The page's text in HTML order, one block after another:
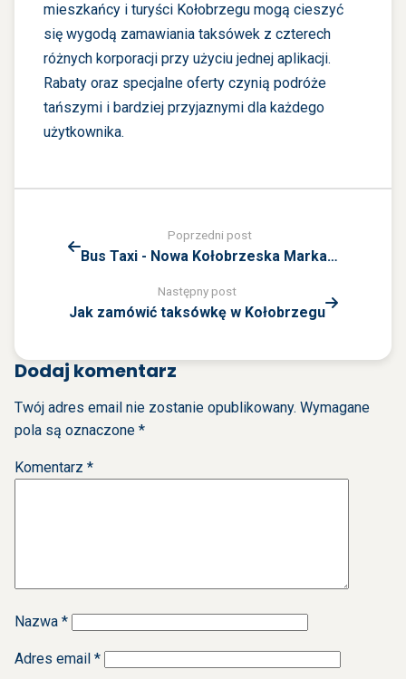
mieszkańcy i turyści Kołobrzegu mogą cieszyć
się wygodą zamawiania taksówek z czterech
różnych korporacji przy użyciu jednej aplikacji.
Rabaty oraz specjalne oferty czynią podróże
tańszymi i bardziej przyjaznymi dla każdego
użytkownika.
Poprzedni post
Bus Taxi - Nowa Kołobrzeska Marka…
Następny post
Jak zamówić taksówkę w Kołobrzegu
Dodaj komentarz
Twój adres email nie zostanie opublikowany. Wymagane
pola są oznaczone *
Komentarz *
Nazwa *
Adres email *